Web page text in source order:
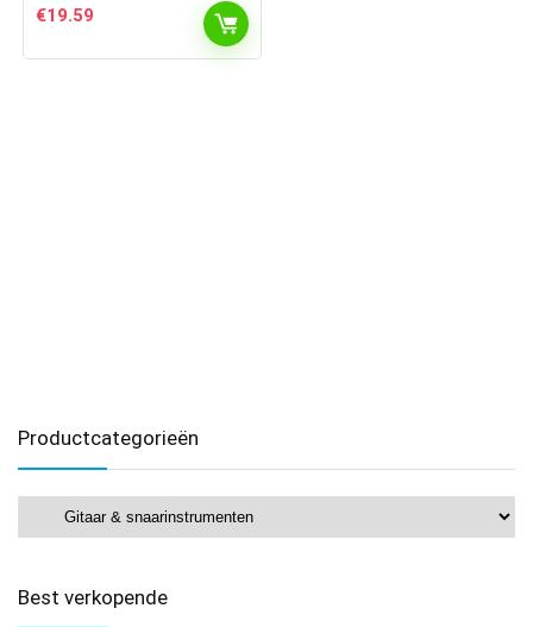
€19.59
Productcategorieën
Best verkopende